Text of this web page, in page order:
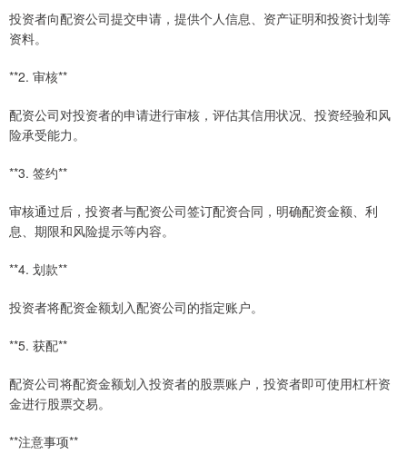
投资者向配资公司提交申请，提供个人信息、资产证明和投资计划等
资料。
**2. 审核**
配资公司对投资者的申请进行审核，评估其信用状况、投资经验和风
险承受能力。
**3. 签约**
审核通过后，投资者与配资公司签订配资合同，明确配资金额、利
息、期限和风险提示等内容。
**4. 划款**
投资者将配资金额划入配资公司的指定账户。
**5. 获配**
配资公司将配资金额划入投资者的股票账户，投资者即可使用杠杆资
金进行股票交易。
**注意事项**